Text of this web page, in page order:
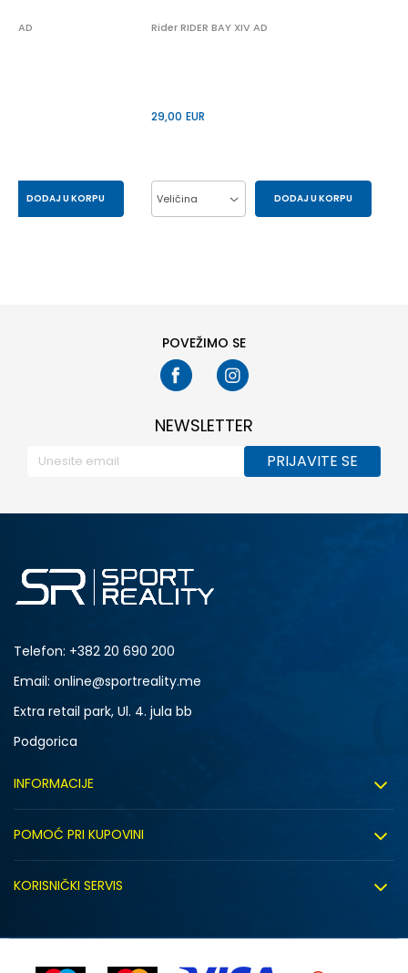
AD
DODAJ U KORPU
Rider RIDER BAY XIV AD
29,00 EUR
Veličina DODAJ U KORPU
POVEŽIMO SE
NEWSLETTER
PRIJAVITE SE
Telefon: +382 20 690 200
Email: online@sportreality.me
Extra retail park, Ul. 4. jula bb
Podgorica
INFORMACIJE
Zapošljavanje
Sindikalna prodaja
POMOĆ PRI KUPOVINI
Kako kupiti
Uputstvo za registraciju
KORISNIČKI SERVIS